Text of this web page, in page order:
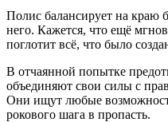
Полис балансирует на краю
него. Кажется, что ещё
поглотит всё, что было
В отчаянной попытке
объединяют свои силы с
Они ищут любые
рокового шага в пропасть.